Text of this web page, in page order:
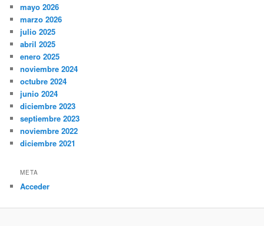
mayo 2026
marzo 2026
julio 2025
abril 2025
enero 2025
noviembre 2024
octubre 2024
junio 2024
diciembre 2023
septiembre 2023
noviembre 2022
diciembre 2021
META
Acceder